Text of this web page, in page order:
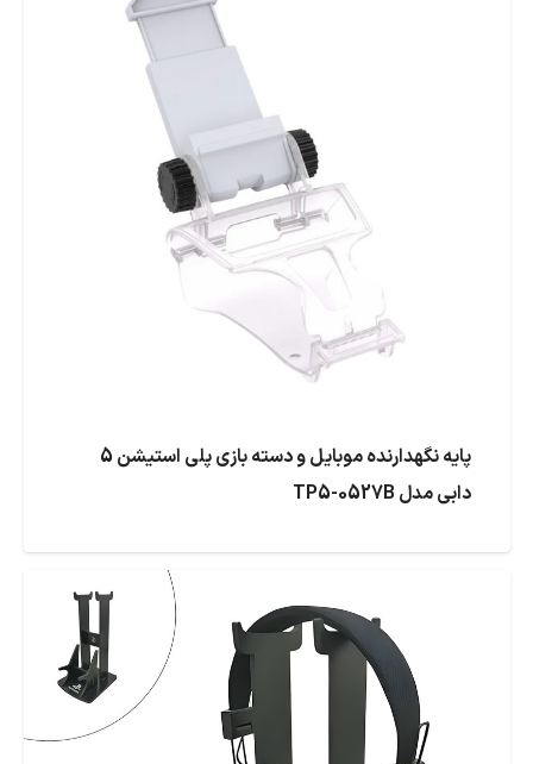
پایه نگهدارنده موبایل و دسته بازی پلی استیشن 5
دابی مدل TP5-0527B